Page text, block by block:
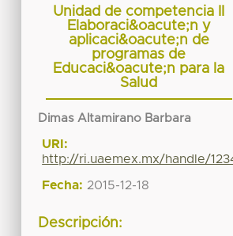
Unidad de competencia II
Elaboraci&oacute;n y
aplicaci&oacute;n de
programas de
Educaci&oacute;n para la
Salud
Dimas Altamirano Barbara
URI:
http://ri.uaemex.mx/handle/
Fecha: 2015-12-18
Descripción: